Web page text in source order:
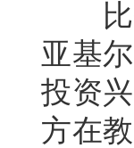
比特
亚基
投资
方在